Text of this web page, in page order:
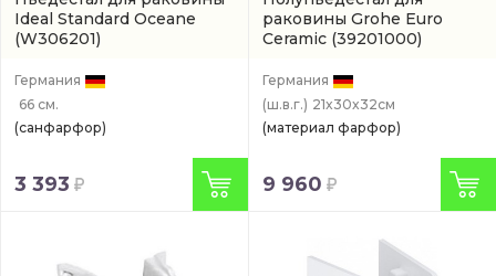
Ideal Standard Oceane
(W306201)
Германия
66 см.
(санфарфор)
3 393
раковины Grohe Euro
Ceramic (39201000)
Германия
(ш.в.г.) 21x30x32см
(материал фарфор)
9 960